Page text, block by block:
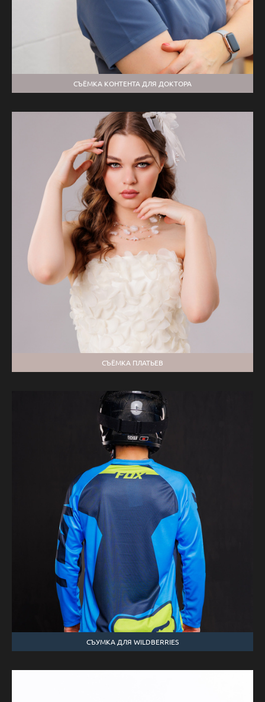
СЪЁМКА КОНТЕНТА ДЛЯ ДОКТОРА
СЪЁМКА ПЛАТЬЕВ
СЪУМКА ДЛЯ WILDBERRIES